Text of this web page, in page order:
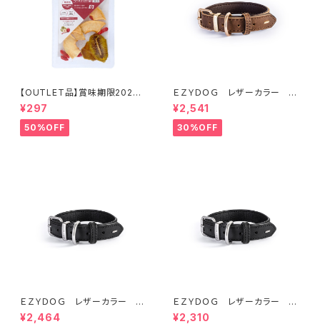
【OUTLET品】賞味期限2026
年10月22日【犬用おやつ】やわ
ふる クコの実エキスをスプレ
ーしたリンゴ＆キウイスライスカ
ット 10g
¥297
50%OFF
ＥＺＹＤＯＧ レザーカラー M
(全2色)
¥2,541
30%OFF
ＥＺＹＤＯＧ レザーカラー S
(全2色)
¥2,464
ＥＺＹＤＯＧ レザーカラー X
XS (全2色)
¥2,310